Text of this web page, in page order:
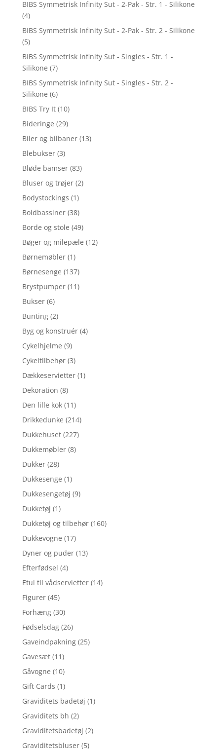
BIBS Symmetrisk Infinity Sut - 2-Pak - Str. 1 - Silikone
(4)
BIBS Symmetrisk Infinity Sut - 2-Pak - Str. 2 - Silikone
(5)
BIBS Symmetrisk Infinity Sut - Singles - Str. 1 -
Silikone (7)
BIBS Symmetrisk Infinity Sut - Singles - Str. 2 -
Silikone (6)
BIBS Try It (10)
Bideringe (29)
Biler og bilbaner (13)
Blebukser (3)
Bløde bamser (83)
Bluser og trøjer (2)
Bodystockings (1)
Boldbassiner (38)
Borde og stole (49)
Bøger og milepæle (12)
Børnemøbler (1)
Børnesenge (137)
Brystpumper (11)
Bukser (6)
Bunting (2)
Byg og konstruér (4)
Cykelhjelme (9)
Cykeltilbehør (3)
Dækkeservietter (1)
Dekoration (8)
Den lille kok (11)
Drikkedunke (214)
Dukkehuset (227)
Dukkemøbler (8)
Dukker (28)
Dukkesenge (1)
Dukkesengetøj (9)
Dukketøj (1)
Dukketøj og tilbehør (160)
Dukkevogne (17)
Dyner og puder (13)
Efterfødsel (4)
Etui til vådservietter (14)
Figurer (45)
Forhæng (30)
Fødselsdag (26)
Gaveindpakning (25)
Gavesæt (11)
Gåvogne (10)
Gift Cards (1)
Graviditets badetøj (1)
Graviditets bh (2)
Graviditetsbadetøj (2)
Graviditetsbluser (5)